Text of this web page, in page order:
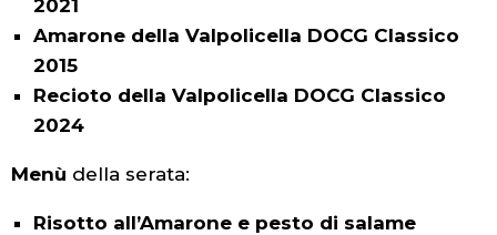
2021
Amarone della Valpolicella DOCG Classico
2015
Recioto della Valpolicella DOCG Classico
2024
Menù della serata:
Risotto all’Amarone e pesto di salame